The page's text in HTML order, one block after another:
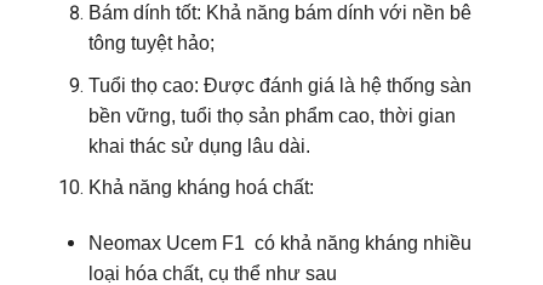
Bám dính tốt: Khả năng bám dính với nền bê
tông tuyệt hảo;
Tuổi thọ cao: Được đánh giá là hệ thống sàn
bền vững, tuổi thọ sản phẩm cao, thời gian
khai thác sử dụng lâu dài.
Khả năng kháng hoá chất:
Neomax Ucem F1 có khả năng kháng nhiều
loại hóa chất, cụ thể như sau